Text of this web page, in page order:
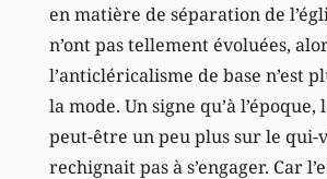
en matière de séparation de
n’ont pas tellement évoluées,
l’anticléricalisme de base n’est
la mode. Un signe qu’à
peut-être un peu plus sur le qui-
rechignait pas à s’engager. Car